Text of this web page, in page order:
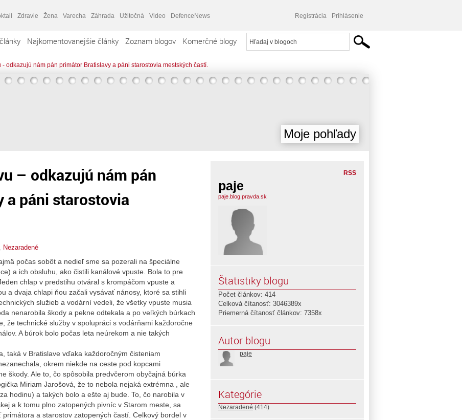
Zdravie Žena Varecha Záhrada Užitočná Video DefenceNews Registrácia Prihlásenie
Najkomentovanejšie články Zoznam blogov Komerčné blogy
- odkazujú nám pán primátor Bratislavy a páni starostovia mestských častí.
Moje pohľady
– odkazujú nám pán
a páni starostovia
Nezaradené
počas sobôt a nedieľ sme sa pozerali na špeciálne
a ich obsluhu, ako čistili kanálové vpuste. Bola to pre
chlap v predstihu otváral s krompáčom vpuste a
a dvaja chlapi ňou začali vysávať nánosy, ktoré sa stihli
služieb a vodární vedeli, že všetky vpuste musia
nenarobila škody a pekne odtekala a po veľkých búrkach
že technické služby v spolupráci s vodárňami každoročne
A búrok bolo počas leta neúrekom a nie takých
taká v Bratislave vďaka každoročným čisteniam
okrem niekde na ceste pod kopcami
škody. Ale to, čo spôsobila predvčerom obyčajná búrka
Miriam Jarošová, že to nebola nejaká extrémna , ale
hodinu) a takých bolo a ešte aj bude. To, čo narobila v
a k tomu plno zatopených pivníc v Starom meste, sa
a starostov zatopených častí. Celkový bordel v
RSS
paje
paje.blog.pravda.sk
Štatistiky blogu
Počet článkov: 414
Celková čítanosť: 3046389x
Priemerná čítanosť článkov: 7358x
Autor blogu
paje
Kategórie
Nezaradené (414)